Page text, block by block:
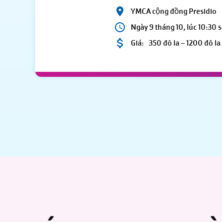
YMCA cộng đồng Presidio
Ngày 9 tháng 10, lúc 10:30
Giá: 350 đô la – 1200 đô la